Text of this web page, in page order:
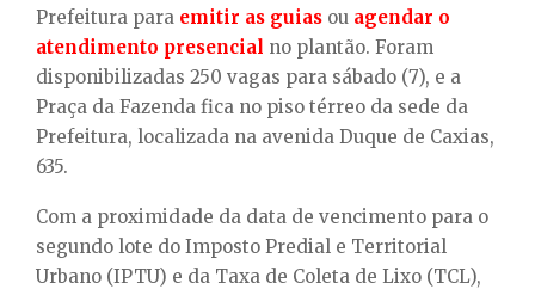
Prefeitura para emitir as guias ou agendar o
atendimento presencial no plantão. Foram
disponibilizadas 250 vagas para sábado (7), e a
Praça da Fazenda fica no piso térreo da sede da
Prefeitura, localizada na avenida Duque de Caxias,
635.
Com a proximidade da data de vencimento para o
segundo lote do Imposto Predial e Territorial
Urbano (IPTU) e da Taxa de Coleta de Lixo (TCL),